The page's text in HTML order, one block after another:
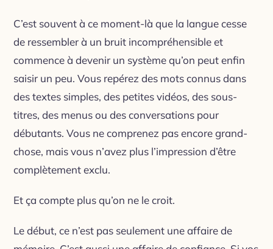
C’est souvent à ce moment-là que la langue cesse
de ressembler à un bruit incompréhensible et
commence à devenir un système qu’on peut enfin
saisir un peu. Vous repérez des mots connus dans
des textes simples, des petites vidéos, des sous-
titres, des menus ou des conversations pour
débutants. Vous ne comprenez pas encore grand-
chose, mais vous n’avez plus l’impression d’être
complètement exclu.
Et ça compte plus qu’on ne le croit.
Le début, ce n’est pas seulement une affaire de